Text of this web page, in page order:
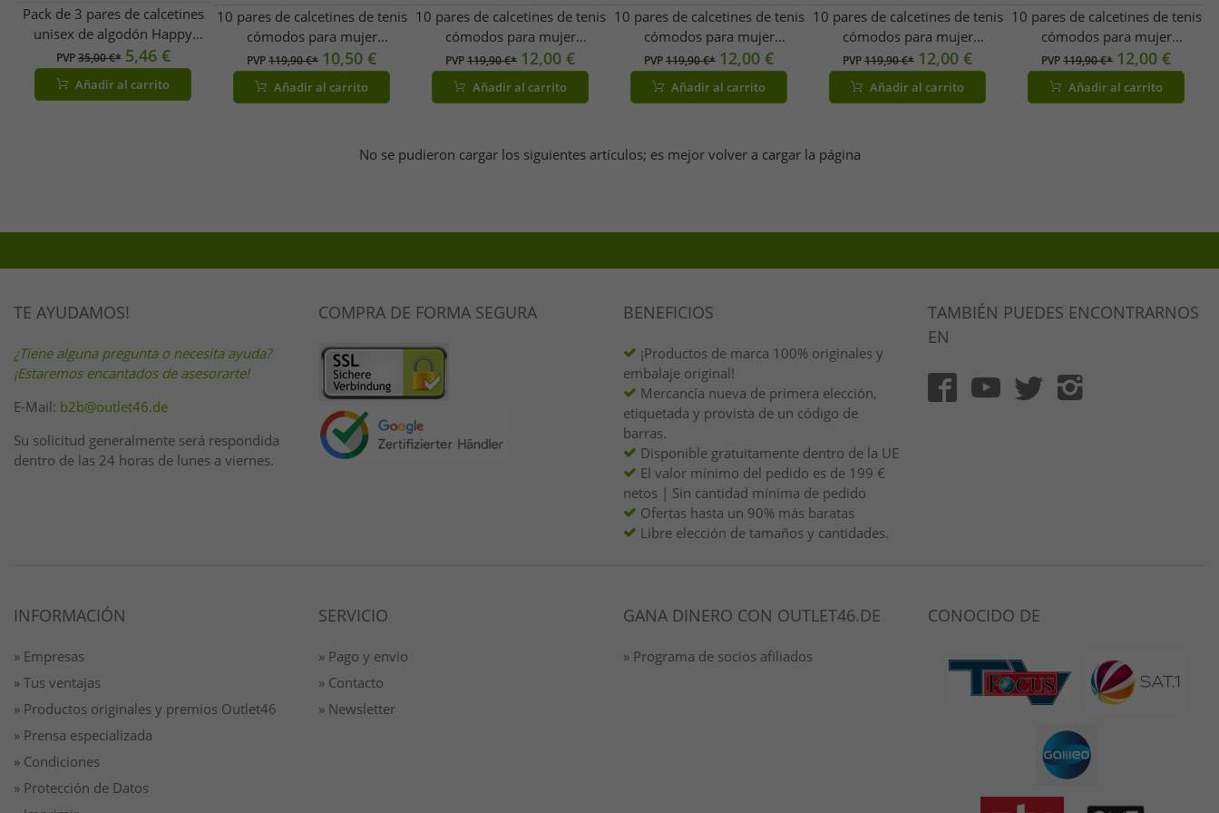
Pack de 3 pares de calcetines
unisex de algodón Happy
Socks Edición Coleccionista con
estampado de caritas
sonrientes. Calcetines para el
PVP35,00 €* 5,46 €
Añadir al carrito
10 pares de calcetines de tenis
cómodos para mujer
ZWILLINGSHERZ con
estampado de leopardo,
ideales para el día a día, de
PVP119,90 €* 10,50 €
Añadir al carrito
10 pares de calcetines de tenis
cómodos para mujer
ZWILLINGSHERZ con
estampado de leopardo -
Calcetines para uso diario -
PVP119,90 €* 12,00 €
Añadir al carrito
10 pares de calcetines de tenis
cómodos para mujer
ZWILLINGSHERZ con
estampado de leopardo,
ideales para el día a día, de
PVP119,90 €* 12,00 €
Añadir al carrito
10 pares de calcetines de tenis
cómodos para mujer
ZWILLINGSHERZ con
estampado de leopardo -
Calcetines de algodón para uso
PVP119,90 €* 12,00 €
Añadir al carrito
10 pares de calcetines de tenis
cómodos para mujer
ZWILLINGSHERZ con bordado
de corazón, calcetines de
algodón para uso diario
PVP119,90 €* 12,00 €
Añadir al carrito
No se pudieron cargar los siguientes artículos; es mejor volver a cargar la página
TE AYUDAMOS!
¿Tiene alguna pregunta o necesita ayuda?
¡Estaremos encantados de asesorarte!
E-Mail: b2b@outlet46.de
Su solicitud generalmente será respondida
dentro de las 24 horas de lunes a viernes.
COMPRA DE FORMA SEGURA BENEFICIOS
¡Productos de marca 100% originales y
embalaje original!
Mercancía nueva de primera elección,
etiquetada y provista de un código de
barras.
Disponible gratuitamente dentro de la UE
El valor mínimo del pedido es de 199 €
netos | Sin cantidad mínima de pedido
Ofertas hasta un 90% más baratas
Libre elección de tamaños y cantidades.
TAMBIÉN PUEDES ENCONTRARNOS
EN
INFORMACIÓN
» Empresas
» Tus ventajas
» Productos originales y premios Outlet46
» Prensa especializada
» Condiciones
» Protección de Datos
SERVICIO
» Pago y envio
» Contacto
» Newsletter
GANA DINERO CON OUTLET46.DE
» Programa de socios afiliados
CONOCIDO DE